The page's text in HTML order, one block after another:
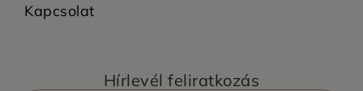
Kapcsolat
Hírlevél feliratkozás